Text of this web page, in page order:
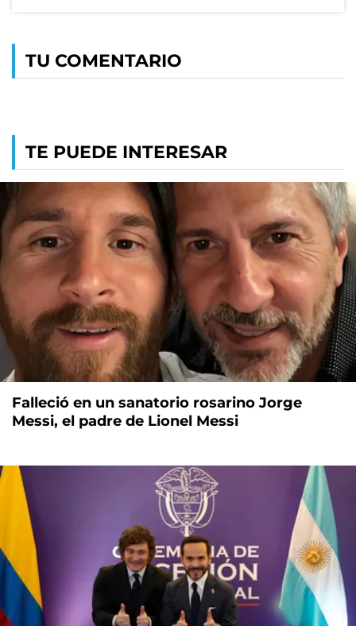
TU COMENTARIO
TE PUEDE INTERESAR
Falleció en un sanatorio rosarino Jorge
Messi, el padre de Lionel Messi